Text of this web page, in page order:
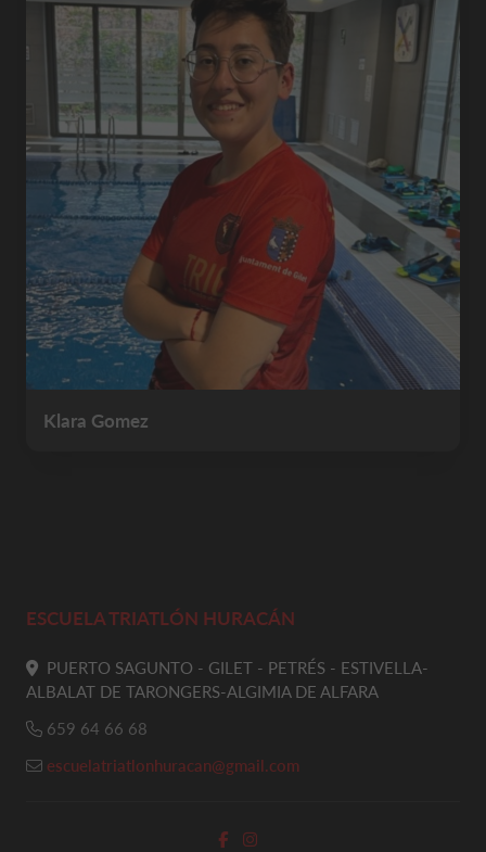
Klara Gomez
ESCUELA TRIATLÓN HURACÁN
PUERTO SAGUNTO - GILET - PETRÉS - ESTIVELLA-
ALBALAT DE TARONGERS-ALGIMIA DE ALFARA
659 64 66 68
escuelatriatlonhuracan@gmail.com